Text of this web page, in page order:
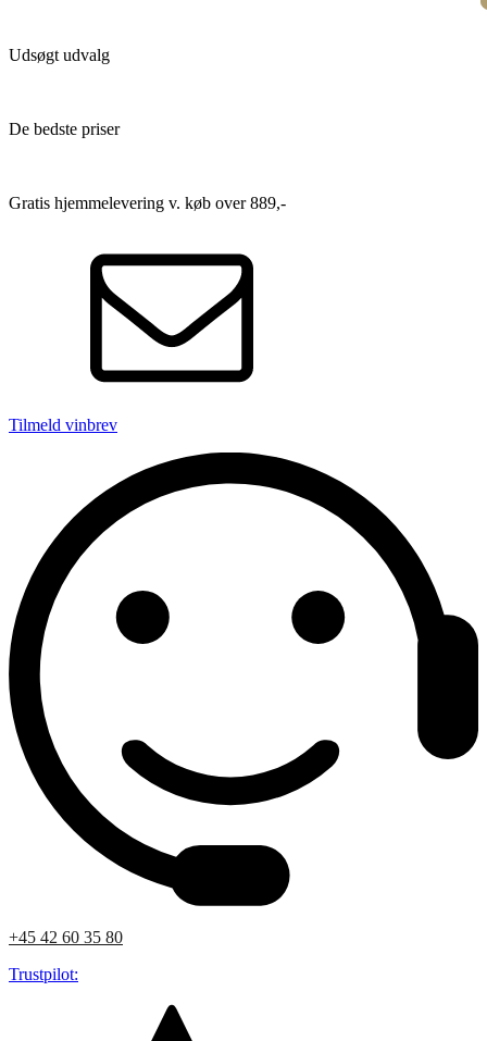
Udsøgt udvalg
De bedste priser
Gratis hjemmelevering v. køb over 889,-
Tilmeld vinbrev
+45 42 60 35 80
Trustpilot: